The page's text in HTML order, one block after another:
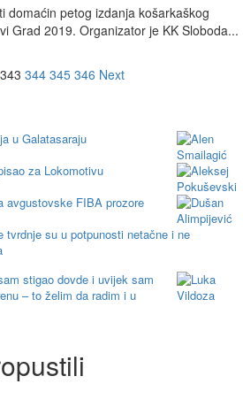
domaćin petog izdanja košarkaškog
Grad 2019. Organizator je KK Sloboda...
343 344 345 346 Next
u Galatasaraju
za Lokomotivu
avgustovske FIBA prozore
tvrdnje su u potpunosti netačne i ne
stigao dovde i uvijek sam
– to želim da radim i u